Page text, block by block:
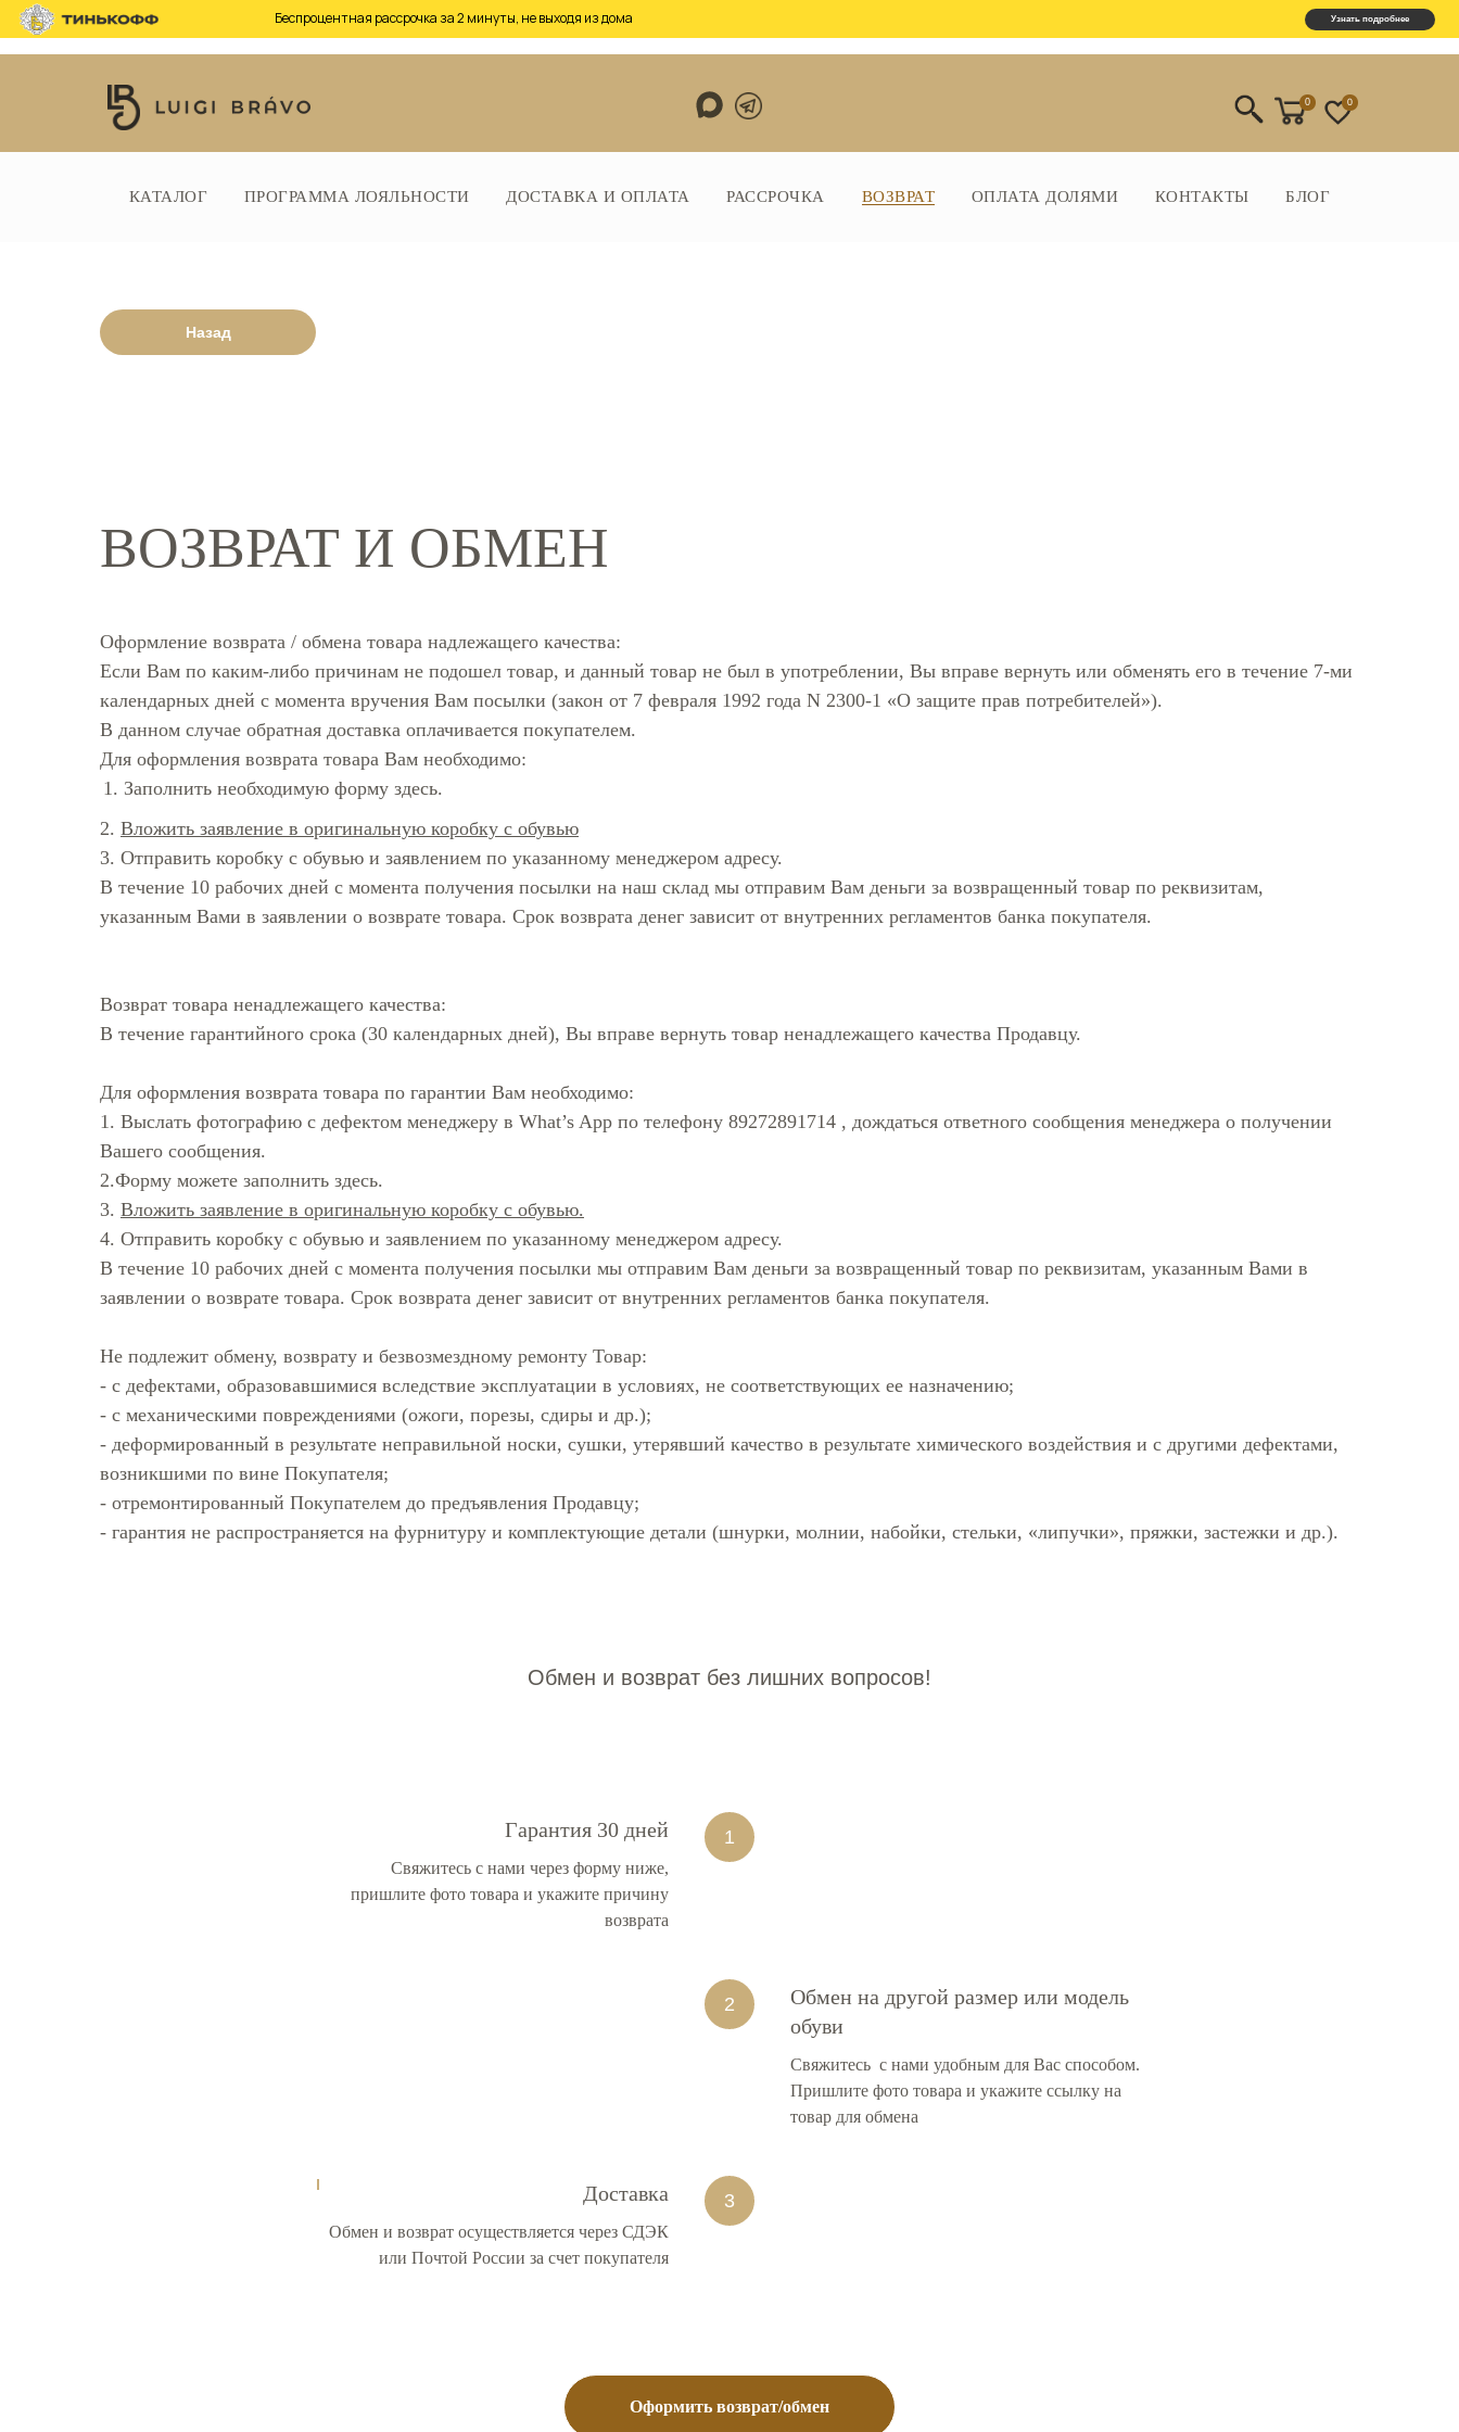
2 минуты, не выходя из дома
Узнать подробнее
Беспроцентная рассрочка за 2 минуты, не выходя из дома
0
0
КАТАЛОГ ПРОГРАММА ЛОЯЛЬНОСТИ ДОСТАВКА И ОПЛАТА РАССРОЧКА ВОЗВРАТ ОПЛАТА ДОЛЯМИ КОНТАКТЫ БЛОГ
Назад
ВОЗВРАТ И ОБМЕН
Оформление возврата / обмена товара надлежащего качества:
Если Вам по каким-либо причинам не подошел товар, и данный товар не был в употреблении, Вы вправе вернуть или обменять его в течение 7-ми
календарных дней с момента вручения Вам посылки (закон от 7 февраля 1992 года N 2300-1 «О защите прав потребителей»).
В данном случае обратная доставка оплачивается покупателем.
Для оформления возврата товара Вам необходимо:
Заполнить необходимую форму здесь.
2. Вложить заявление в оригинальную коробку с обувью
3. Отправить коробку с обувью и заявлением по указанному менеджером адресу.
В течение 10 рабочих дней с момента получения посылки на наш склад мы отправим Вам деньги за возвращенный товар по реквизитам,
указанным Вами в заявлении о возврате товара. Срок возврата денег зависит от внутренних регламентов банка покупателя.
Возврат товара ненадлежащего качества:
В течение гарантийного срока (30 календарных дней), Вы вправе вернуть товар ненадлежащего качества Продавцу.
Для оформления возврата товара по гарантии Вам необходимо:
1. Выслать фотографию с дефектом менеджеру в What’s App по телефону 89272891714 , дождаться ответного сообщения менеджера о получении
Вашего сообщения.
2.Форму можете заполнить здесь.
3. Вложить заявление в оригинальную коробку с обувью.
4. Отправить коробку с обувью и заявлением по указанному менеджером адресу.
В течение 10 рабочих дней с момента получения посылки мы отправим Вам деньги за возвращенный товар по реквизитам, указанным Вами в
заявлении о возврате товара. Срок возврата денег зависит от внутренних регламентов банка покупателя.
Не подлежит обмену, возврату и безвозмездному ремонту Товар:
- с дефектами, образовавшимися вследствие эксплуатации в условиях, не соответствующих ее назначению;
- с механическими повреждениями (ожоги, порезы, сдиры и др.);
- деформированный в результате неправильной носки, сушки, утерявший качество в результате химического воздействия и с другими дефектами,
возникшими по вине Покупателя;
- отремонтированный Покупателем до предъявления Продавцу;
- гарантия не распространяется на фурнитуру и комплектующие детали (шнурки, молнии, набойки, стельки, «липучки», пряжки, застежки и др.).
Обмен и возврат без лишних вопросов!
Гарантия 30 дней
Свяжитесь с нами через форму ниже,
пришлите фото товара и укажите причину
возврата
Обмен на другой размер или модель
обуви
Свяжитесь с нами удобным для Вас способом.
Пришлите фото товара и укажите ссылку на
товар для обмена
Доставка
Обмен и возврат осуществляется через СДЭК
или Почтой России за счет покупателя
Оформить возврат/обмен